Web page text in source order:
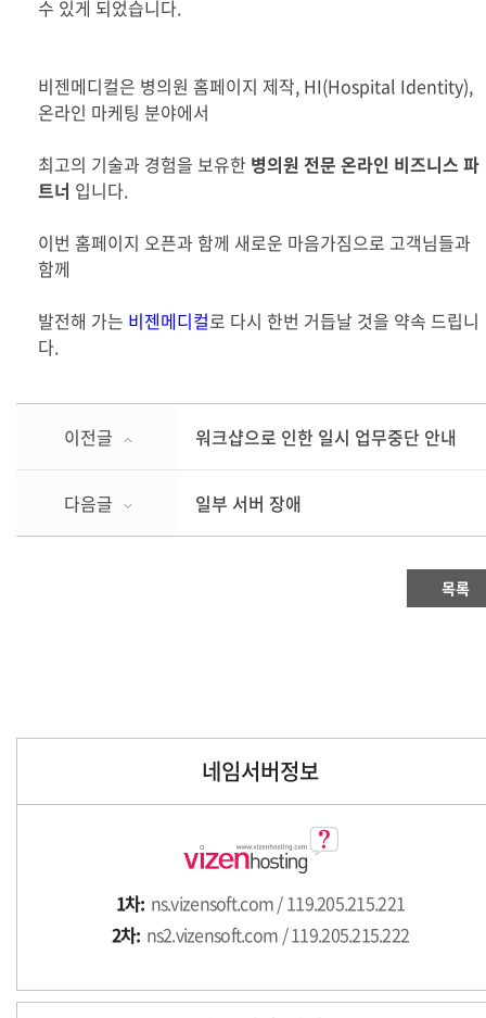
수 있게 되었습니다.
비젠메디컬은 병의원 홈페이지 제작, HI(Hospital Identity),
온라인 마케팅 분야에서
최고의 기술과 경험을 보유한 병의원 전문 온라인 비즈니스 파
트너 입니다.
이번 홈페이지 오픈과 함께 새로운 마음가짐으로 고객님들과
함께
발전해 가는 비젠메디컬로 다시 한번 거듭날 것을 약속 드립니
다.
이전글 워크샵으로 인한 일시 업무중단 안내
다음글 일부 서버 장애
목록
네임서버정보
1차: ns.vizensoft.com / 119.205.215.221
2차: ns2.vizensoft.com / 119.205.215.222